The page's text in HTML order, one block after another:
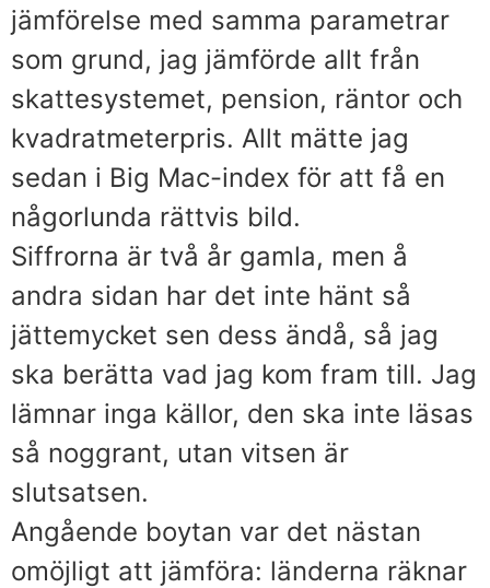
jämförelse med samma parametrar
som grund, jag jämförde allt från
skattesystemet, pension, räntor och
kvadratmeterpris. Allt mätte jag
sedan i Big Mac-index för att få en
någorlunda rättvis bild.
Siffrorna är två år gamla, men å
andra sidan har det inte hänt så
jättemycket sen dess ändå, så jag
ska berätta vad jag kom fram till. Jag
lämnar inga källor, den ska inte läsas
så noggrant, utan vitsen är
slutsatsen.
Angående boytan var det nästan
omöjligt att jämföra: länderna räknar